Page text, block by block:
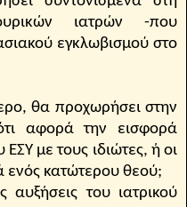
ιατρών -που
εγκλωβισμού στο
θα προχωρήσει στην
αφορά την εισφορά
με τους ιδιώτες, ή οι
ενός κατώτερου θεού;
του ιατρικού